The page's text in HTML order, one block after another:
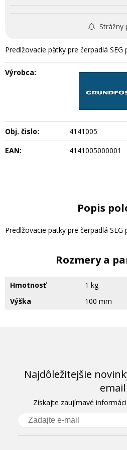
Strážny
Predlžovacie pätky pre čerpadlá SEG
Výrobca:
Obj. čislo:
4141005
EAN:
4141005000001
Popis
Predlžovacie pätky pre čerpadlá SEG
Rozmery a
Hmotnosť
1 kg
Výška
100 mm
Najdôležitejšie
email
Získajte zaujímavé